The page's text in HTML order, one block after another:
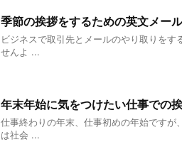
季節の挨拶をするための英文メー
ビジネスで取引先とメールのやり取りを
せんよ ...
年末年始に気をつけたい仕事での
仕事終わりの年末、仕事初めの年始です
は社会 ...